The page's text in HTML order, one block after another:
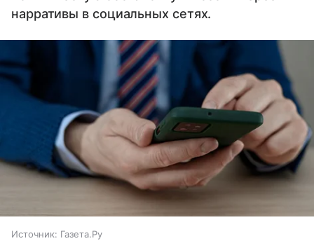
нарративы в социальных сетях.
Источник: Газета.Ру